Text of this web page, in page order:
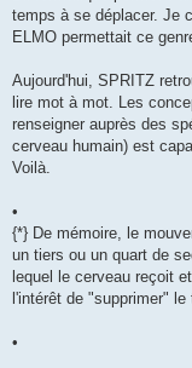
temps à se déplacer. Je
ELMO permettait ce
Aujourd'hui, SPRITZ
lire mot à mot. Les
renseigner auprès des
cerveau humain) est
Voilà.
•
{*} De mémoire, le
un tiers ou un quart de
lequel le cerveau reçoit
l'intérêt de "supprimer"
•